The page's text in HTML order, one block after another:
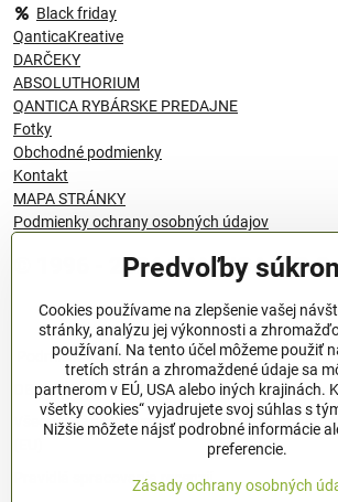
Black friday
QanticaKreative
DARČEKY
ABSOLUTHORIUM
QANTICA RYBÁRSKE PREDAJNE
Fotky
Obchodné podmienky
Kontakt
MAPA STRÁNKY
Podmienky ochrany osobných údajov
© 1996 - 2024 QANTICA S.R.O
Podmienky ochrany osobných údajov
OBCHODNÉ PODMIENKY
Všeobecné nariadenie o bezpečnosti produktov
Pravidlá spracovania recenzií
Predvoľby
Cookies používame na zlepšenie vašej
stránky, analýzu jej výkonnosti a
používaní. Na tento účel môžeme použiť
tretích strán a zhromaždené údaje sa
partnerom v EÚ, USA alebo iných krajinách.
všetky cookies“ vyjadrujete svoj súhlas s
Nižšie môžete nájsť podrobné informácie
preferencie.
Zásady ochrany osobných